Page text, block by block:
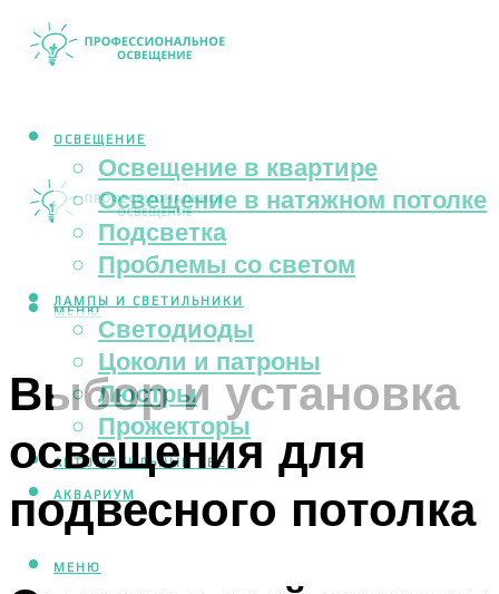
ОСВЕЩЕНИЕ
Освещение в квартире
Освещение в натяжном потолке
Подсветка
Проблемы со светом
ЛАМПЫ И СВЕТИЛЬНИКИ
Светодиоды
Цоколи и патроны
Люстры
Прожекторы
АВТОМОБИЛЬНЫЙ СВЕТ
АКВАРИУМ
МЕНЮ
МЕНЮ
Выбор и установка
освещения для
подвесного потолка